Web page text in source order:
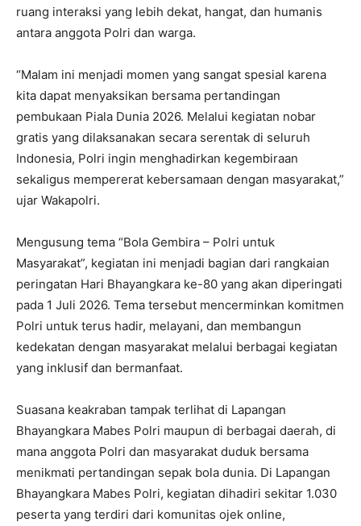
ruang interaksi yang lebih dekat, hangat, dan humanis
antara anggota Polri dan warga.
“Malam ini menjadi momen yang sangat spesial karena
kita dapat menyaksikan bersama pertandingan
pembukaan Piala Dunia 2026. Melalui kegiatan nobar
gratis yang dilaksanakan secara serentak di seluruh
Indonesia, Polri ingin menghadirkan kegembiraan
sekaligus mempererat kebersamaan dengan masyarakat,”
ujar Wakapolri.
Mengusung tema “Bola Gembira – Polri untuk
Masyarakat”, kegiatan ini menjadi bagian dari rangkaian
peringatan Hari Bhayangkara ke-80 yang akan diperingati
pada 1 Juli 2026. Tema tersebut mencerminkan komitmen
Polri untuk terus hadir, melayani, dan membangun
kedekatan dengan masyarakat melalui berbagai kegiatan
yang inklusif dan bermanfaat.
Suasana keakraban tampak terlihat di Lapangan
Bhayangkara Mabes Polri maupun di berbagai daerah, di
mana anggota Polri dan masyarakat duduk bersama
menikmati pertandingan sepak bola dunia. Di Lapangan
Bhayangkara Mabes Polri, kegiatan dihadiri sekitar 1.030
peserta yang terdiri dari komunitas ojek online,